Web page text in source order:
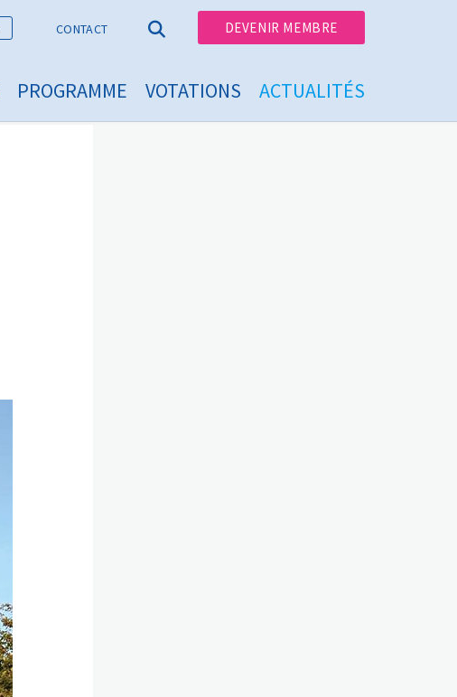
CONTACT DEVENIR MEMBRE
PROGRAMME VOTATIONS ACTUALITÉS